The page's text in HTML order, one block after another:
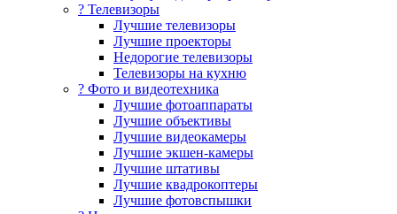
? Телевизоры
Лучшие телевизоры
Лучшие проекторы
Недорогие телевизоры
Телевизоры на кухню
? Фото и видеотехника
Лучшие фотоаппараты
Лучшие объективы
Лучшие видеокамеры
Лучшие экшен-камеры
Лучшие штативы
Лучшие квадрокоптеры
Лучшие фотовспышки